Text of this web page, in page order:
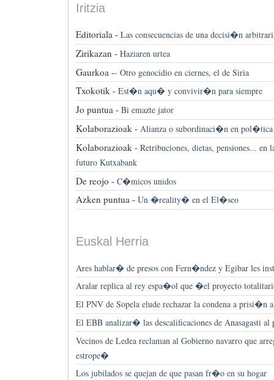
Iritzia
Editoriala - Las consecuencias de una decisi�n
Zirikazan - Haziaren urtea
Gaurkoa -- Otro genocidio en ciernes, el de Siria
Txokotik - Est�n aqu� y convivir�n para siempre
Jo puntua - Bi emazte jator
Kolaborazioak - Alianza o subordinaci�n en pol�tica
Kolaborazioak - Retribuciones, dietas, pensiones... en
futuro Kutxabank
De reojo - C�micos unidos
Azken puntua - Un �reality� en el El�seo
Euskal Herria
Ares hablar� de presos con Fern�ndez y Egibar les
Aralar replica al rey espa�ol que �el proyecto
El PNV de Sopela elude rechazar la condena a prisi�n
El EBB analizar� las descalificaciones de Anasagasti al
Vecinos de Ledea reclaman al Gobierno navarro que
estrope�
Los jubilados se quejan de que pasan fr�o en su hogar